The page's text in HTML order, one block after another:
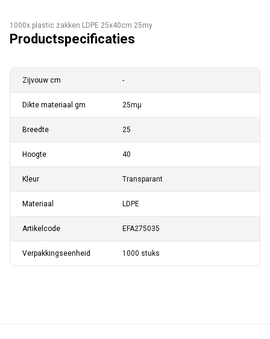
1000x plastic zakken LDPE 25x40cm 25my
Productspecificaties
Zijvouw cm -
Dikte materiaal gm 25mµ
Breedte 25
Hoogte 40
Kleur Transparant
Materiaal LDPE
Artikelcode EFA275035
Verpakkingseenheid 1000 stuks